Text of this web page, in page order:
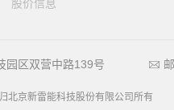
股价信息
园区双营中路139号
北京新雷能科技股份有限公司所有